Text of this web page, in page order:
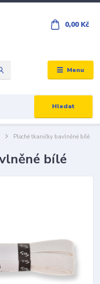
Menu
Hledat
0,00 Kč
Ploché tkaničky bavlněné bílé
bílé